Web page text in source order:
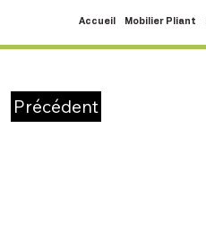
Accueil Mobilier Pliant
Précédent